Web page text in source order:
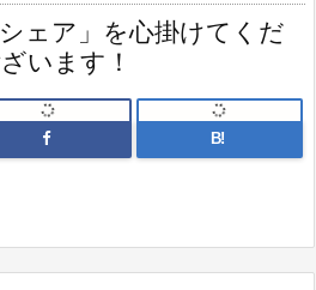
ェア」を心掛けてくだ
います！
B!